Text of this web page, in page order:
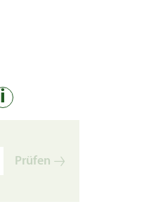
i
Prüfen